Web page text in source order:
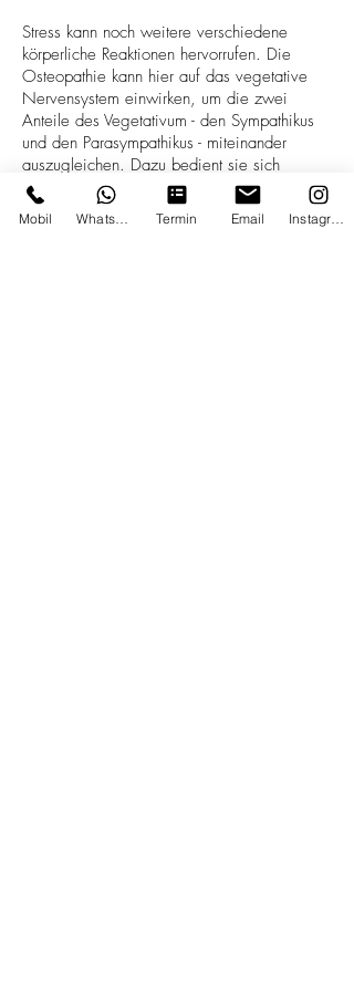
Stress kann noch weitere verschiedene
körperliche Reaktionen hervorrufen. Die
Osteopathie kann hier auf das vegetative
Nervensystem einwirken, um die zwei
Anteile des Vegetativum - den Sympathikus
und den Parasympathikus - miteinander
auszugleichen. Dazu bedient sie sich
spezieller Techniken im Bereich des Kopfes,
der oberen Halswirbelsäule, dem Kreuzbein
und der Brustwirbelsäule, da in diesen
Mobil Termin Email